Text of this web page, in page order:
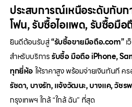
ประสบการณ์เหนือระดับกับก
โฟน,รับซื้อไอแพด,รับซื้อมือ
ยินดีต้อนรับสู่“รับซื้อขายมือถือ.com”เ
สำหรับบริการรับซื้อ มือถือ iPhone,
ทุกยี่ห้อให้ราคาสูง พร้อมจ่ายเงินทันที
รัชดา, บางรัก, แจ้งวัฒนะ, บางแค, วัชร
กรุงเทพฯ ใกล้ “ใกล้ ฉัน” ที่สุด